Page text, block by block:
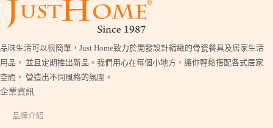
品味生活可以很簡單，Just Home致力於開發設計精緻的骨瓷餐具及居家生活
用品， 並且定期推出新品。我們用心在每個小地方，讓你輕鬆搭配各式居家
空間， 營造出不同風格的氛圍。
企業資訊
品牌介紹